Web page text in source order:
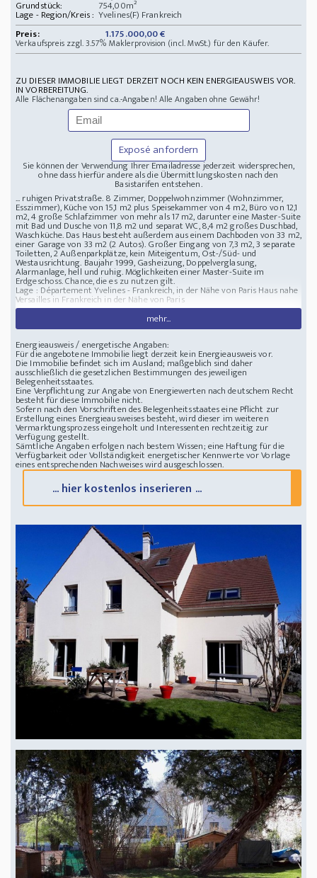
Grundstück: 754,00m²
Lage - Region/Kreis : Yvelines(F) Frankreich
Preis:
1.175.000,00 €
Verkaufspreis zzgl. 3.57% Maklerprovision (incl. MwSt.) für den Käufer.
ZU DIESER IMMOBILIE LIEGT DERZEIT NOCH KEIN ENERGIEAUSWEIS VOR.
IN VORBEREITUNG.
Alle Flächenangaben sind ca.-Angaben! Alle Angaben ohne Gewähr!
Exposé anfordern
Sie können der Verwendung Ihrer Emailadresse jederzeit widersprechen,
ohne dass hierfür andere als die Übermittlungskosten nach den
Basistarifen entstehen.
... ruhigen Privatstraße. 8 Zimmer, Doppelwohnzimmer (Wohnzimmer,
Esszimmer), Küche von 15,1 m2 plus Speisekammer von 4 m2, Büro von 12,1
m2, 4 große Schlafzimmer von mehr als 17 m2, darunter eine Master-Suite
mit Bad und Dusche von 11,8 m2 und separat WC, 8,4 m2 großes Duschbad,
Waschküche. Das Haus besteht außerdem aus einem Dachboden von 33 m2,
einer Garage von 33 m2 (2 Autos). Großer Eingang von 7,3 m2, 3 separate
Toiletten, 2 Außenparkplätze, kein Miteigentum, Ost-/Süd- und
Westausrichtung. Baujahr 1999, Gasheizung, Doppelverglasung,
Alarmanlage, hell und ruhig. Möglichkeiten einer Master-Suite im
Erdgeschoss. Chance, die es zu nutzen gilt.
Lage : Département Yvelines - Frankreich, in der Nähe von ParisHaus nahe
Versailles in Frankreich in der Nähe von Paris
mehr...
Energieausweis / energetische Angaben:
Für die angebotene Immobilie liegt derzeit kein Energieausweis vor.
Die Immobilie befindet sich im Ausland; maßgeblich sind daher
ausschließlich die gesetzlichen Bestimmungen des jeweiligen
Belegenheitsstaates.
Eine Verpflichtung zur Angabe von Energiewerten nach deutschem Recht
besteht für diese Immobilie nicht.
Sofern nach den Vorschriften des Belegenheitsstaates eine Pflicht zur
Erstellung eines Energieausweises besteht, wird dieser im weiteren
Vermarktungsprozess eingeholt und Interessenten rechtzeitig zur
Verfügung gestellt.
Sämtliche Angaben erfolgen nach bestem Wissen; eine Haftung für die
Verfügbarkeit oder Vollständigkeit energetischer Kennwerte vor Vorlage
eines entsprechenden Nachweises wird ausgeschlossen.
... hier kostenlos inserieren ...